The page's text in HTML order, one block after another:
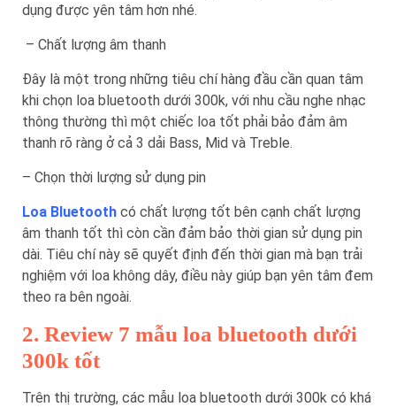
dụng được yên tâm hơn nhé.
– Chất lượng âm thanh
Đây là một trong những tiêu chí hàng đầu cần quan tâm
khi chọn loa bluetooth dưới 300k, với nhu cầu nghe nhạc
thông thường thì một chiếc loa tốt phải bảo đảm âm
thanh rõ ràng ở cả 3 dải Bass, Mid và Treble.
– Chọn thời lượng sử dụng pin
Loa Bluetooth có chất lượng tốt bên cạnh chất lượng
âm thanh tốt thì còn cần đảm bảo thời gian sử dụng pin
dài. Tiêu chí này sẽ quyết định đến thời gian mà bạn trải
nghiệm với loa không dây, điều này giúp bạn yên tâm đem
theo ra bên ngoài.
2. Review 7 mẫu loa bluetooth dưới
300k tốt
Trên thị trường, các mẫu loa bluetooth dưới 300k có khá